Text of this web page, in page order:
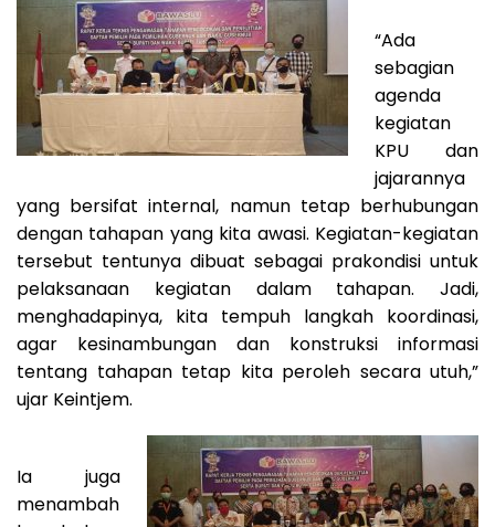
“Ada
sebagian
agenda
kegiatan
KPU dan
jajarannya
yang bersifat internal, namun tetap berhubungan
dengan tahapan yang kita awasi. Kegiatan-kegiatan
tersebut tentunya dibuat sebagai prakondisi untuk
pelaksanaan kegiatan dalam tahapan. Jadi,
menghadapinya, kita tempuh langkah koordinasi,
agar kesinambungan dan konstruksi informasi
tentang tahapan tetap kita peroleh secara utuh,”
ujar Keintjem.
Ia juga
menambah